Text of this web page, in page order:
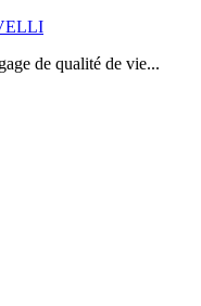
de qualité de vie...